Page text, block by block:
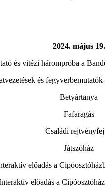
2024. május 19.
és vitézi hárompróba a
és
Betyártanya
Fafaragás
Családi
Játszóház
előadás a
előadás a